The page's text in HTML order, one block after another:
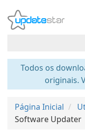
Todos os
originais.
Página Inicial
Software Updater